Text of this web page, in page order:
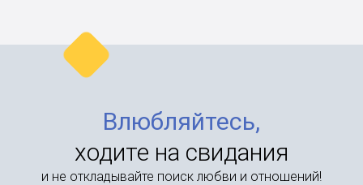
Влюбляйтесь,
ходите на свидания
и не откладывайте поиск любви и отношений!